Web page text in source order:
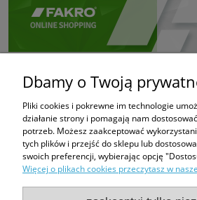
Dbamy o Twoją
Pliki cookies i pokrewne im technologie
działanie strony i pomagają nam
potrzeb. Możesz zaakceptować
tych plików i przejść do sklepu lub
swoich preferencji, wybierając opcję
Więcej o plikach cookies przeczytasz w